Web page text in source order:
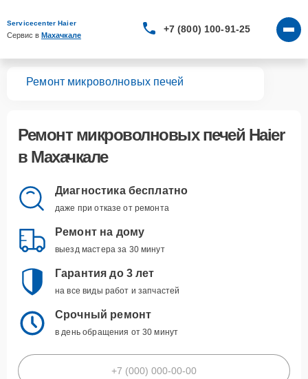
Servicecenter Haier
Сервис в Махачкале
+7 (800) 100-91-25
Ремонт микроволновых печей
Ремонт микроволновых печей Haier
в Махачкале
Диагностика бесплатно
даже при отказе от ремонта
Ремонт на дому
выезд мастера за 30 минут
Гарантия до 3 лет
на все виды работ и запчастей
Срочный ремонт
в день обращения от 30 минут